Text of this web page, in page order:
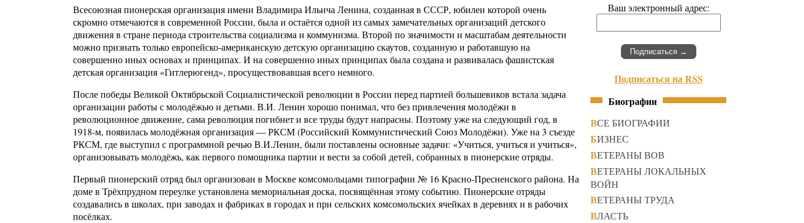
Всесоюзная пионерская организация имени Владимира Ильича Ленина, созданная в СССР, юбилеи которой очень
скромно отмечаются в современной России, была и остаётся одной из самых замечательных организаций детского
движения в стране периода строительства социализма и коммунизма. Второй по значимости и масштабам деятельности
можно признать только европейско-американскую детскую организацию скаутов, созданную и работавшую на
совершенно иных основах и принципах. И на совершенно иных принципах была создана и развивалась фашистская
детская организация «Гитлерюгенд», просуществовавшая всего немного.
После победы Великой Октябрьской Социалистической революции в России перед партией большевиков встала задача
организации работы с молодёжью и детьми. В.И. Ленин хорошо понимал, что без привлечения молодёжи в
революционное движение, сама революция погибнет и все труды будут напрасны. Поэтому уже на следующий год, в
1918-м, появилась молодёжная организация — РКСМ (Российский Коммунистический Союз Молодёжи). Уже на 3 съезде
РКСМ, где выступил с программной речью В.И.Ленин, были поставлены основные задачи: «Учиться, учиться и учиться»,
организовывать молодёжь, как первого помощника партии и вести за собой детей, собранных в пионерские отряды.
Первый пионерский отряд был организован в Москве комсомольцами типографии № 16 Красно-Пресненского района. На
доме в Трёхпрудном переулке установлена мемориальная доска, посвящённая этому событию. Пионерские отряды
создавались в школах, при заводах и фабриках в городах и при сельских комсомольских ячейках в деревнях и в рабочих
посёлках.
Ваш электронный адрес:
Подписаться на RSS
Биографии
ВСЕ БИОГРАФИИ
БИЗНЕС
ВЕТЕРАНЫ ВОВ
ВЕТЕРАНЫ ЛОКАЛЬНЫХ
ВОЙН
ВЕТЕРАНЫ ТРУДА
ВЛАСТЬ